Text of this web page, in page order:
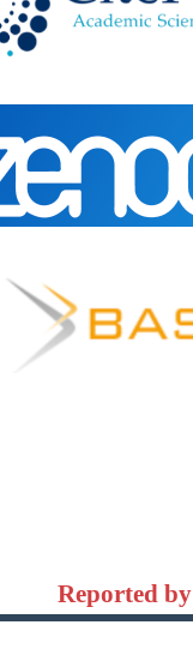
Reported by